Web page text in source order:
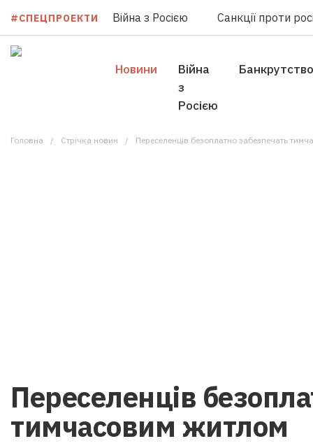
#СПЕЦПРОЕКТИ Війна з Росією Санкції проти
Новини
Війна
з
Росією
Банкрутство
Головна Стрічка новин Переселенців безоплатно забезпечать
Переселенців
тимчасовим житлом